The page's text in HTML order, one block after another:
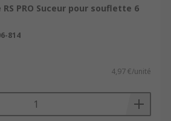
PRO Suceur pour souflette 6
814
4,97 €/unité